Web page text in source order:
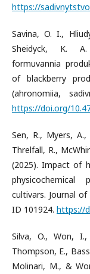
https://
Savina, O. I.,
Sheidyck, K. A.
formuvannia
of blackberry
(ahronomiia,
https://doi.org/
Sen, R., Myers,
Threlfall, R.,
(2025). Impact of
physicochemical
cultivars. Journal
ID 101924. https://
Silva, O., Won,
Thompson, E.,
Molinari, M., &